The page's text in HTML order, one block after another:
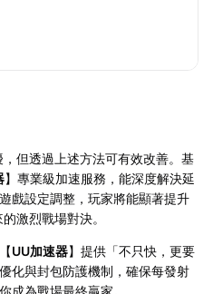
但透過上述方法可有效改善。基
】專業級加速服務，能深度解決延
戲設定調整，玩家將能顯著提升
激烈戰場對決。
UU加速器】提供「不只快，更要
化與封包防護機制，確保每發射
成為戰場最終贏家。